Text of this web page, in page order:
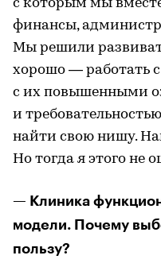
с которым мы
финансы,
Мы решили
хорошо — работать
с их повышенными
и
найти свою нишу.
Но тогда я этого не
— Клиника
модели. Почему
пользу?